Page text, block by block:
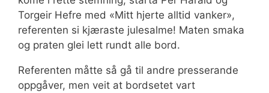
Torgeir Hefre med «Mitt hjerte alltid vanker»,
referenten si kjæraste julesalme! Maten smaka
og praten glei lett rundt alle bord.
Referenten måtte så gå til andre presserande
oppgåver, men veit at bordsetet vart